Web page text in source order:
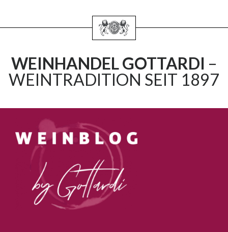
WEINHANDEL GOTTARDI –
WEINTRADITION SEIT 1897